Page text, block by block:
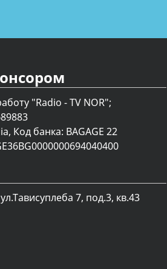
"Radio - TV NOR";
Код банка: BAGAGE 22
7, под.3, кв.43